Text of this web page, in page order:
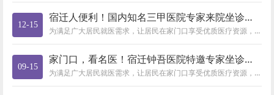
12-15
宿迁人便利！国内知名三甲医院专家来院坐诊，快预约（12月15
为满足广大居民就医需求，让居民在家门口享受优质医疗资源，市钟吾医院定期邀请省内外知名专家来院坐诊，有需要的市民朋友可通过...
09-15
家门口，看名医！宿迁钟吾医院特邀专家坐诊时间表（9月15日-
为满足广大居民就医需求，让居民在家门口享受优质医疗资源，市钟吾医院定期邀请省内外知名专家来院坐诊，有需要的市民朋友可通过...